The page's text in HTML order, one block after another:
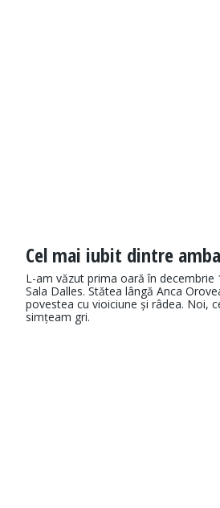
Cel mai iubit dintre
L-am văzut prima oară în decem­brie
Sala Dal­­les. Stă­­tea lângă Anca
povestea cu vi­o­iciune și râ­dea. Noi,
sim­țeam gri.